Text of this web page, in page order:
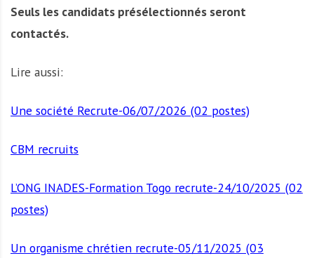
Seuls les candidats présélectionnés seront
contactés.
Lire aussi:
Une société Recrute-06/07/2026 (02 postes)
CBM recruits
L’ONG INADES-Formation Togo recrute-24/10/2025 (02
postes)
Un organisme chrétien recrute-05/11/2025 (03